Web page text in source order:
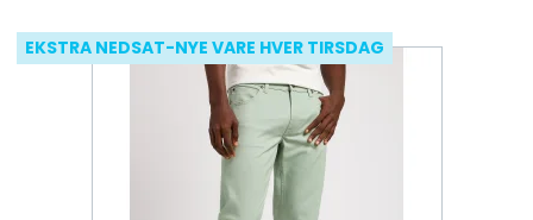
EKSTRA NEDSAT-NYE VARE HVER TIRSDAG